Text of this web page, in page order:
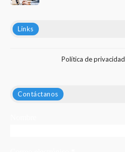
Links
Política de privacidad
Contáctanos